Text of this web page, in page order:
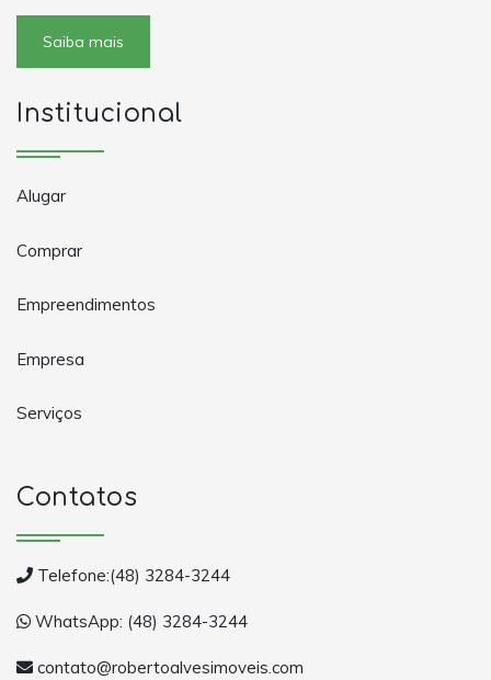
Saiba mais
Institucional
Alugar
Comprar
Empreendimentos
Empresa
Serviços
Contatos
Telefone:(48) 3284-3244
WhatsApp: (48) 3284-3244
contato@robertoalvesimoveis.com